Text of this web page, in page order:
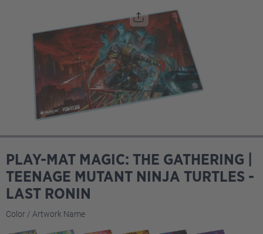
PLAY-MAT MAGIC: THE GATHERING |
TEENAGE MUTANT NINJA TURTLES -
LAST RONIN
Seleziona
Color / Artwork Name